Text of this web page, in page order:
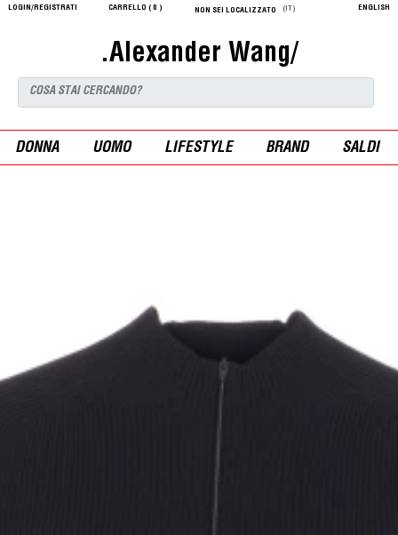
LOGIN/REGISTRATI CARRELLO ( 0 ) NON SEI LOCALIZZATO (IT) ENGLISH
.Alexander Wang/
DONNA UOMO LIFESTYLE BRAND SALDI